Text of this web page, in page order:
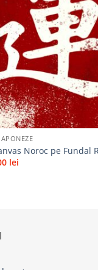
Noroc pe Fundal
lei